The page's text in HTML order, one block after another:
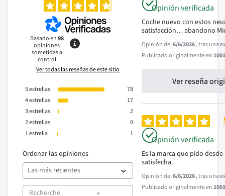
Basado en98
opiniones
sometidas a
control
Ver todas las reseñas de este sitio
5estrellas
78
4estrellas
17
3estrellas
2
2estrellas
0
1estrella 1
Ordenar las opiniones
Opinión verificada
Coche nuevo con estos
satisfacción… abandono
Opinión del6/6/2026, tras una
Publicado originalmente en
Ver reseña
Opinión verificada
Es la marca que pido
satisfecha.
Opinión del6/6/2026, tras una
Publicado originalmente en